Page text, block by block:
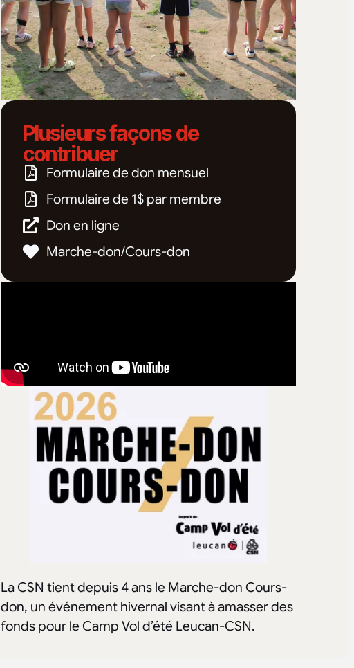
Plusieurs façons de
contribuer
Formulaire de don mensuel
Formulaire de 1$ par membre
Don en ligne
Marche-don/Cours-don
La CSN tient depuis 4 ans le Marche-don Cours-
don, un événement hivernal visant à amasser des
fonds pour le Camp Vol d’été Leucan-CSN.